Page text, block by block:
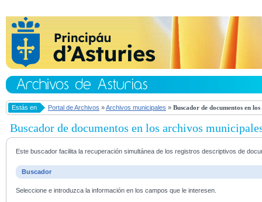
Estás en Portal de Archivos »Archivos municipales » Buscador de documentos en
Buscador de documentos en los archivos
Este buscador facilita la recuperación simultánea de los registros descriptivos de
Buscador
Seleccione e introduzca la información en los campos que le interesen.